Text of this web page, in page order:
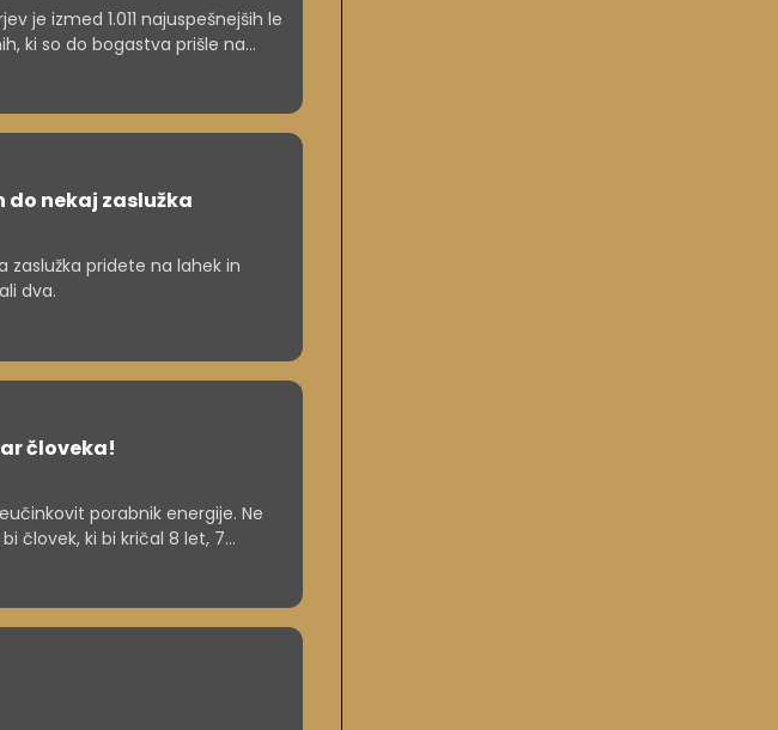
je izmed 1.011 najuspešnejših le
ki so do bogastva prišle na
do nekaj zaslužka
pridete na lahek in
dva.
človeka!
porabnik energije. Ne
človek, ki bi kričal 8 let, 7